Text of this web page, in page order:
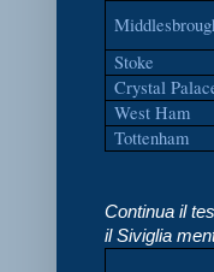
Stoke
Crystal
West Ham
Tottenham
Continua il
il Siviglia